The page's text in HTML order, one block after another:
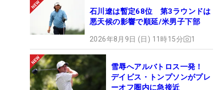
石川遼は暫定68位 第3ラウンドは
悪天候の影響で順延/米男子下部
2026年8月9日 (日) 11時15分 1
雪辱へアルバトロス一発！
デイビス・トンプソンがプレ
ーオフ圏内に急接近